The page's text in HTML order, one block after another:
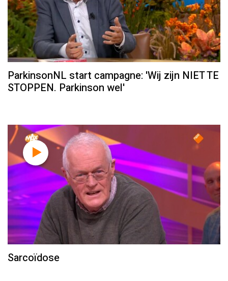
ParkinsonNL start campagne: 'Wij zijn NIET TE
STOPPEN. Parkinson wel'
Sarcoïdose